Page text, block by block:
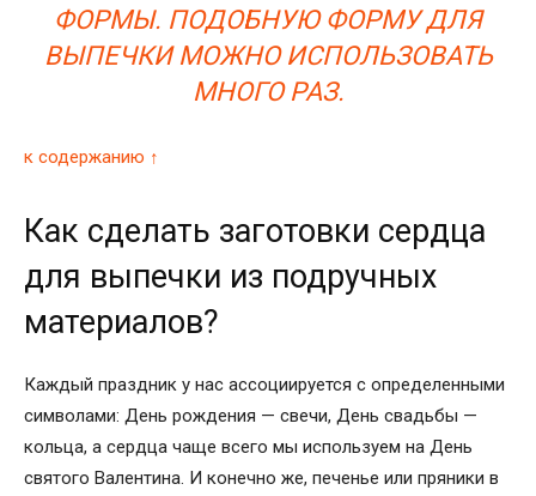
ФОРМЫ. ПОДОБНУЮ ФОРМУ ДЛЯ
ВЫПЕЧКИ МОЖНО ИСПОЛЬЗОВАТЬ
МНОГО РАЗ.
к содержанию ↑
Как сделать заготовки сердца
для выпечки из подручных
материалов?
Каждый праздник у нас ассоциируется с определенными
символами: День рождения — свечи, День свадьбы —
кольца, а сердца чаще всего мы используем на День
святого Валентина. И конечно же, печенье или пряники в